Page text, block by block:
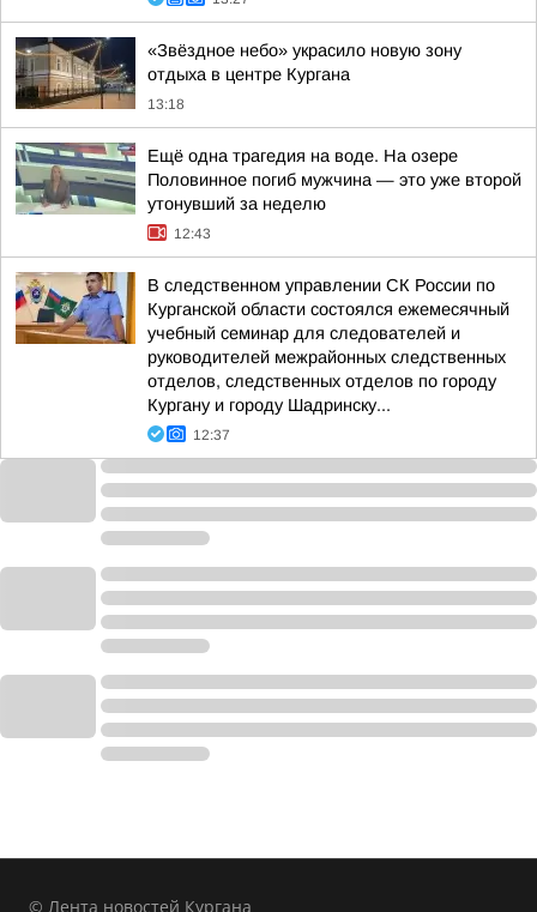
«Звёздное небо» украсило новую зону
отдыха в центре Кургана
13:18
Ещё одна трагедия на воде. На озере
Половинное погиб мужчина — это уже второй
утонувший за неделю
12:43
В следственном управлении СК России по
Курганской области состоялся ежемесячный
учебный семинар для следователей и
руководителей межрайонных следственных
отделов, следственных отделов по городу
Кургану и городу Шадринску...
12:37
© Лента новостей Кургана